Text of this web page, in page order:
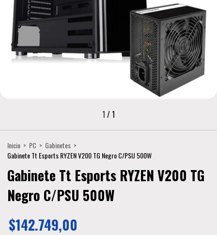
1 /1
Inicio > PC > Gabinetes >
Gabinete Tt Esports RYZEN V200 TG Negro C/PSU 500W
Gabinete Tt Esports RYZEN V200 TG
Negro C/PSU 500W
$142.749,00